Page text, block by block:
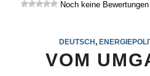
Noch keine Bewertungen
DEUTSCH ,
VOM